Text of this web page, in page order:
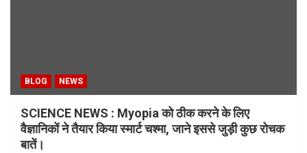
BLOG NEWS
SCIENCE NEWS : Myopia को ठीक करने के लिए
वैज्ञानिकों ने तैयार किया स्मार्ट चश्मा, जाने इससे जुड़ी कुछ रोचक
बातें।